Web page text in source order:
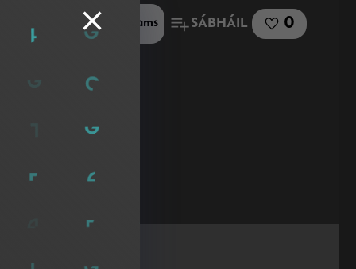
Roinn le Microsoft Teams SÁBHÁIL 0